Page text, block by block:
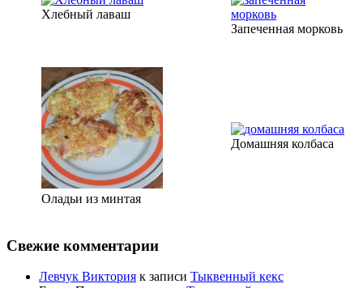
Хлебный лаваш
Запеченная морковь
Оладьи из минтая
Домашняя колбаса
Свежие комментарии
Левчук Виктория к записи Тыквенный кекс